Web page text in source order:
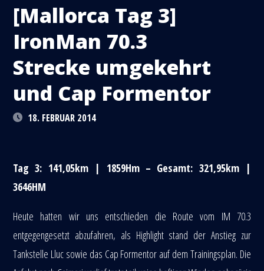
[Mallorca Tag 3]
IronMan 70.3
Strecke umgekehrt
und Cap Formentor
18. FEBRUAR 2014
Tag 3: 141,05km | 1859Hm – Gesamt: 321,95km |
3646HM
Heute hatten wir uns entschieden die Route vom IM 70.3
entgegengesetzt abzufahren, als Highlight stand der Anstieg zur
Tankstelle Lluc sowie das Cap Formentor auf dem Trainingsplan. Die